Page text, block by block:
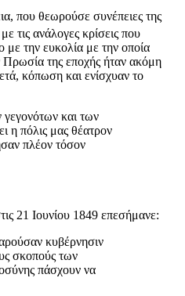
που θεωρούσε συνέπειες της
τις ανάλογες κρίσεις που
με την ευκολία με την οποία
Πρωσία της εποχής ήταν ακόμη
κόπωση και ενίσχυαν το
γεγονότων και των
η πόλις μας θέατρον
πλέον τόσον
21 Ιουνίου 1849 επεσήμανε:
κυβέρνησιν
σκοπούς των
πάσχουν να